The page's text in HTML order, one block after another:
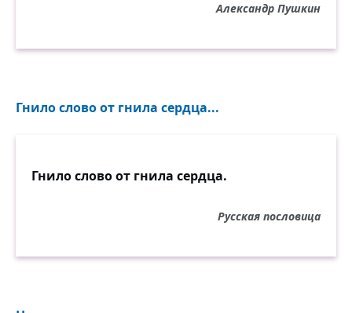
Александр Пушкин
Гнило слово от гнила сердца...
Гнило слово от гнила сердца.
Русская пословица